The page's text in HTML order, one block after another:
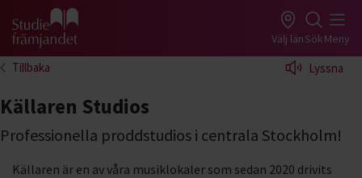
Gå till studiefrämjandets startsida Välj länSökMeny
Tillbaka Lyssna
Källaren Studios
Professionella proddstudios i centrala Stockholm!
Källaren är en av våra musiklokaler som sedan 2020 drivits